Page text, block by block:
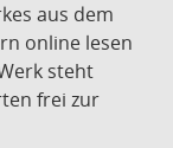
aus dem
online lesen
steht
frei zur